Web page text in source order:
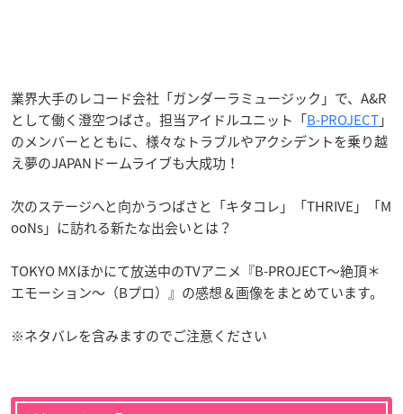
業界大手のレコード会社「ガンダーラミュージック」で、A&R
として働く澄空つばさ。担当アイドルユニット「B-PROJECT」
のメンバーとともに、様々なトラブルやアクシデントを乗り越
え夢のJAPANドームライブも大成功！
次のステージへと向かうつばさと「キタコレ」「THRIVE」「M
ooNs」に訪れる新たな出会いとは？
TOKYO MXほかにて放送中のTVアニメ『B-PROJECT～絶頂＊
エモーション～（Bプロ）』の感想＆画像をまとめています。
※ネタバレを含みますのでご注意ください